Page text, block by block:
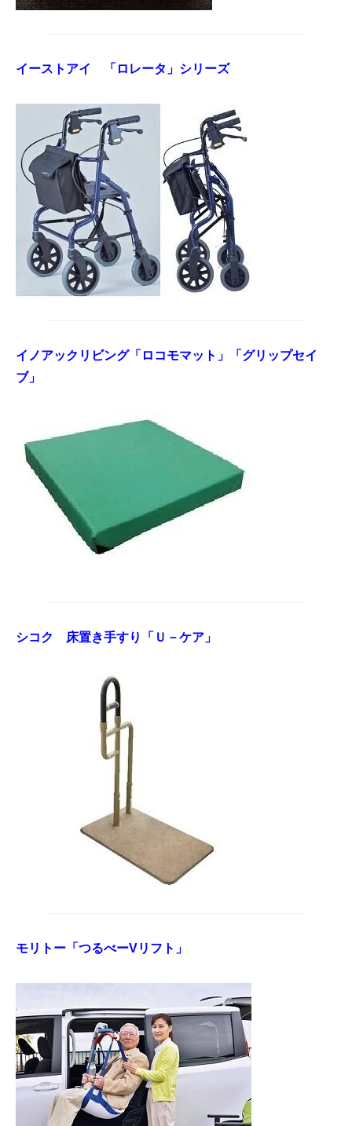
イーストアイ 「ロレータ」シリーズ
イノアックリビング「ロコモマット」「グリップセイ
ブ」
シコク 床置き手すり「Ｕ－ケア」
モリトー「つるべーVリフト」